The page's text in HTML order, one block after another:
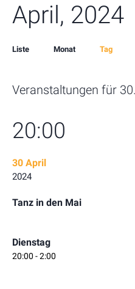
April, 2024
Event
Navigation
Liste Monat Tag
Veranstaltungen für
20:00
30 April
2024
Tanz in den Mai
Dienstag
20:00 - 2:00